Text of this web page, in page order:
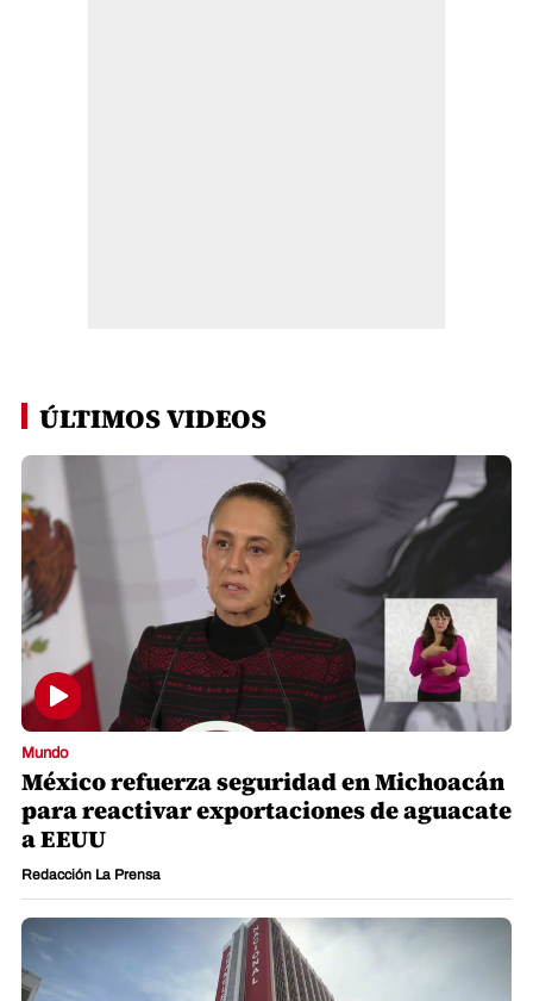
ÚLTIMOS VIDEOS
Mundo
México refuerza seguridad en Michoacán
para reactivar exportaciones de aguacate
a EEUU
Redacción La Prensa